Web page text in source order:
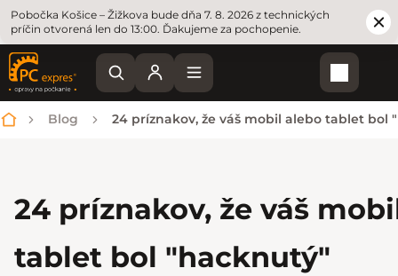
Pobočka Košice – Žižkova bude dňa 7. 8. 2026 z technických
príčin otvorená len do 13:00. Ďakujeme za pochopenie.
Domov
Blog 24 príznakov, že váš mobil alebo tablet bol
24 príznakov, že váš
tablet bol "hacknutý"